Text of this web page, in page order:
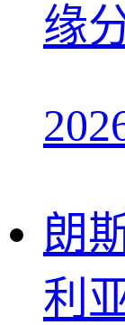
缘
朗
利